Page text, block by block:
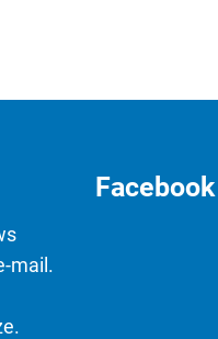
mail.
Facebook